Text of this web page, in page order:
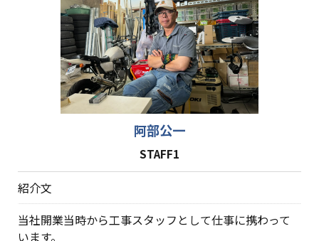
阿部公一
STAFF1
紹介文
当社開業当時から工事スタッフとして仕事に携わって
います。